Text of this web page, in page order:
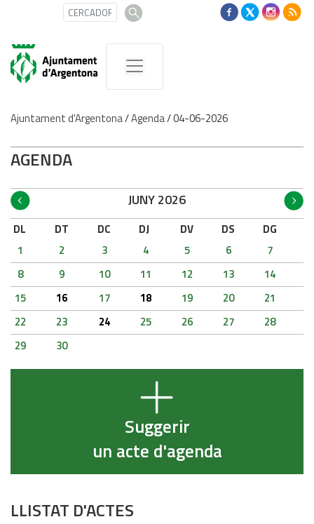
Ajuntament d'Argentona/Agenda/04-06-2026
AGENDA
JUNY 2026
DL DT DC DJ DV DS
DG
1
2 3 4 5 6
7
8
9 10 11 12 13
14
15
16 17 18 19 20
21
22
23 24 25 26 27
28
29
30
Suggerir
un acte d'agenda
LLISTAT D'ACTES